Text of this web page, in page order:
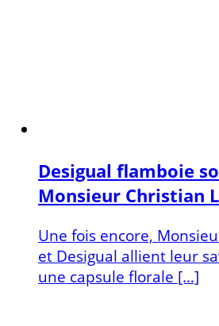
Desigual flamboie
Monsieur Christian
Une fois encore,
et Desigual allient leur
une capsule florale […]